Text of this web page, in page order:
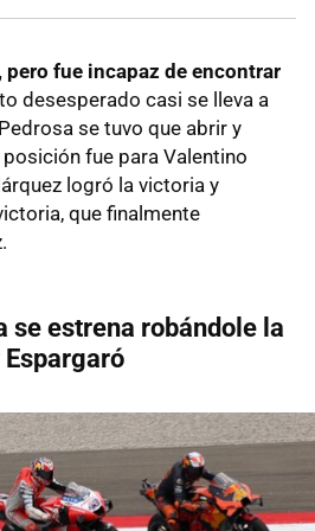
pero fue incapaz de encontrar
desesperado casi se lleva a
se tuvo que abrir y
fue para Valentino
logró la victoria y
que finalmente
se estrena robándole la